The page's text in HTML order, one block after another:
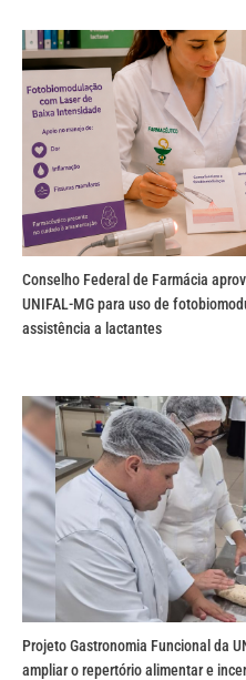
Conselho Federal de Farmácia
UNIFAL-MG para uso de
assistência a lactantes
Projeto Gastronomia Funcional da
ampliar o repertório alimentar e